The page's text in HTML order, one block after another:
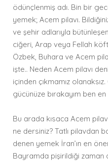
ödünçlenmiş adı. Bin bir
yemek; Acem pilavı.
ve şehir adlarıyla
ciğeri, Arap veya Fellah
Özbek, Buhara ve Acem
işte.. Neden Acem pilavı
içinden çıkmamız
gücünüze bırakayım ben en
Bu arada kısaca Acem
ne dersiniz? Tatlı pilavdan
denen yemek İran’ın en
Bayramda pişirildiği zaman